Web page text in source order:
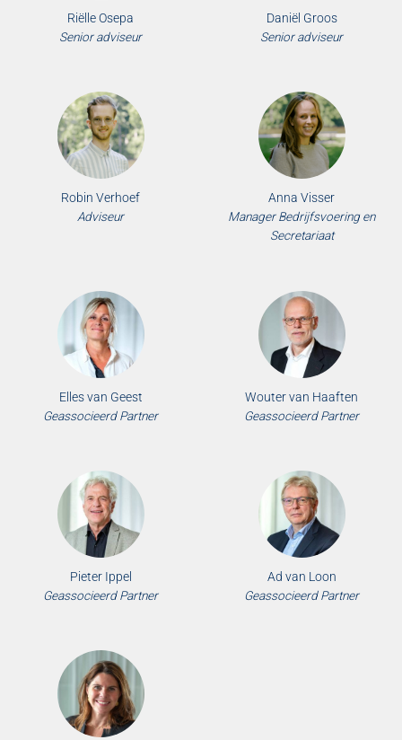
Riëlle Osepa
Senior adviseur
Daniël Groos
Senior adviseur
Robin Verhoef
Adviseur
Anna Visser
Manager Bedrijfsvoering en
Secretariaat
Elles van Geest
Geassocieerd Partner
Wouter van Haaften
Geassocieerd Partner
Pieter Ippel
Geassocieerd Partner
Ad van Loon
Geassocieerd Partner